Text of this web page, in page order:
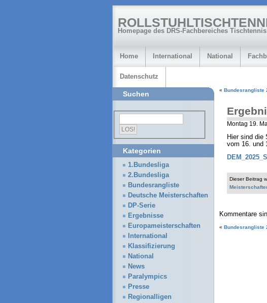
Homepage des DRS-Fachbereiches Tischtennis
Home International National
Datenschutz
« Bundesrangliste
Montag 19.
Hier sind die
vom 16. und
Dieser Beitrag
Kommentare
« Bundesrangliste
Suchen
Kategorien
1.Bundesliga
2.Bundesliga
Bundesrangliste
Deutsche Meisterschaften
DP-Serie
Ergebnisse
Europameisterschaften
International
Klassifizierung
National
News
Paralympics
Presse
Regionalligen